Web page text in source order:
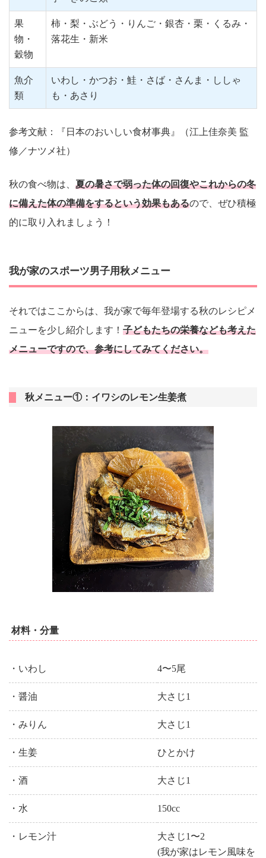
果
物・
穀物
柿・梨・ぶどう・りんご・銀杏・栗・くるみ・
落花生・新米
魚介
類
いわし・かつお・鮭・さば・さんま・ししゃ
も・あさり
参考文献：『日本のおいしい食材事典』（江上佳奈美 監
修／ナツメ社）
秋の食べ物は、 夏の暑さで弱った体の回復やこれからの冬
に備えた体の準備をするという効果もあるので、ぜひ積極
的に取り入れましょう！
我が家のスポーツ男子用秋メニュー
それではここからは、我が家で毎年登場する秋のレシピメ
ニューを少し紹介します！ 子どもたちの栄養なども考えた
メニューですので、参考にしてみてください。
秋メニュー①：イワシのレモン生姜煮
材料・分量
・いわし 4〜5尾
・醤油 大さじ1
・みりん 大さじ1
・生姜 ひとかけ
・酒 大さじ1
・水 150cc
・レモン汁
大さじ1〜2
(我が家はレモン風味を